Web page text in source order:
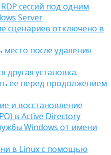
сессий под одним
Server
сценариев отключено в
место после удаления
другая установка.
ее перед продолжением
и восстановление
в Active Directory
Windows от имени
в Linux с помощью